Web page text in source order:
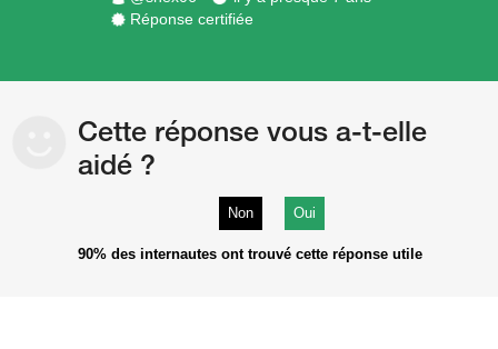
Réponse certifiée
Cette réponse vous a-t-elle
aidé ?
Non Oui
90% des internautes ont trouvé cette réponse utile